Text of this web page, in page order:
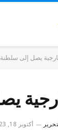
يصل إلى
أكتوبر 18, 2023